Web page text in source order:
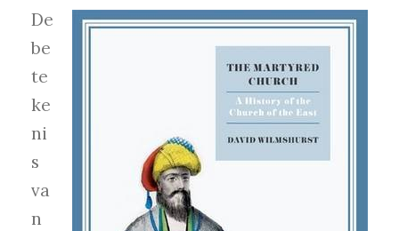
De
be
te
ke
ni
s
va
n